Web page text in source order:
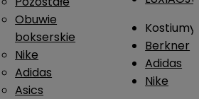
Obuwie
bokserskie
Nike
Adidas
Asics
Kostiumy
Berkner
Adidas
Nike